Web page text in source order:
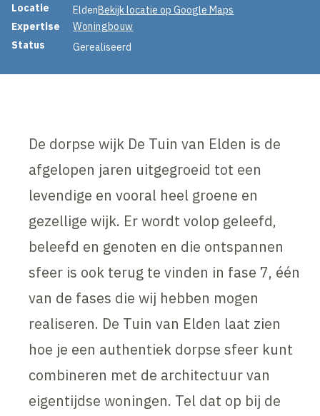
Projectinformatie
Locatie EldenBekijk locatie op Google Maps
Expertise
Woningbouw
Status
Gerealiseerd
De dorpse wijk De Tuin van Elden is de
afgelopen jaren uitgegroeid tot een
levendige en vooral heel groene en
gezellige wijk. Er wordt volop geleefd,
beleefd en genoten en die ontspannen
sfeer is ook terug te vinden in fase 7, één
van de fases die wij hebben mogen
realiseren. De Tuin van Elden laat zien
hoe je een authentiek dorpse sfeer kunt
combineren met de architectuur van
eigentijdse woningen. Tel dat op bij de